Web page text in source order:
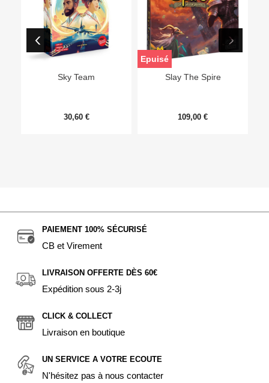
Sky Team
30,60 €
Slay The Spire
109,00 €
Epuisé
PAIEMENT 100% SÉCURISÉ
CB et Virement
LIVRAISON OFFERTE DÈS 60€
Expédition sous 2-3j
CLICK & COLLECT
Livraison en boutique
UN SERVICE A VOTRE ECOUTE
N'hésitez pas à nous contacter